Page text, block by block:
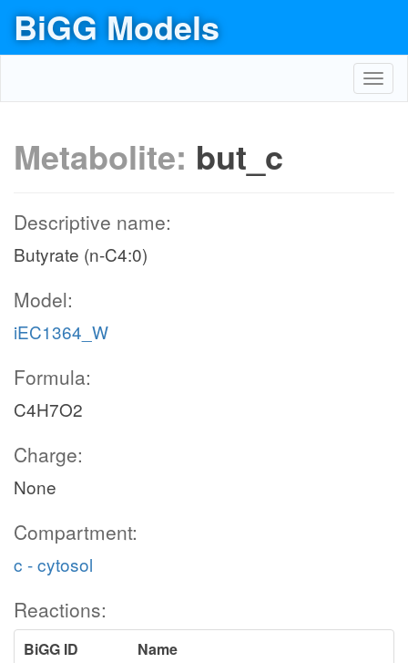
BiGG Models
Metabolite: but_c
Descriptive name:
Butyrate (n-C4:0)
Model:
iEC1364_W
Formula:
C4H7O2
Charge:
None
Compartment:
c - cytosol
Reactions:
BiGG ID
Name